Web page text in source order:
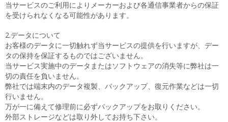
当サービスのご利用によりメーカーおよび各通信事業者からの保証
を受けられなくなる可能性があります。
2.データについて
お客様のデータに一切触れず当サービスの提供を行いますが、デー
タの保持を保証するものではございません。
当サービス実施中のデータまたはソフトウェアの消失等に弊社は一
切の責任を負いません。
弊社では端末内のデータ複製、バックアップ、復元作業などは一切
行いません。
万が一に備えて修理前に必ずバックアップをお取りください。
外部ストレージなどは取り外してお持ち下さい。